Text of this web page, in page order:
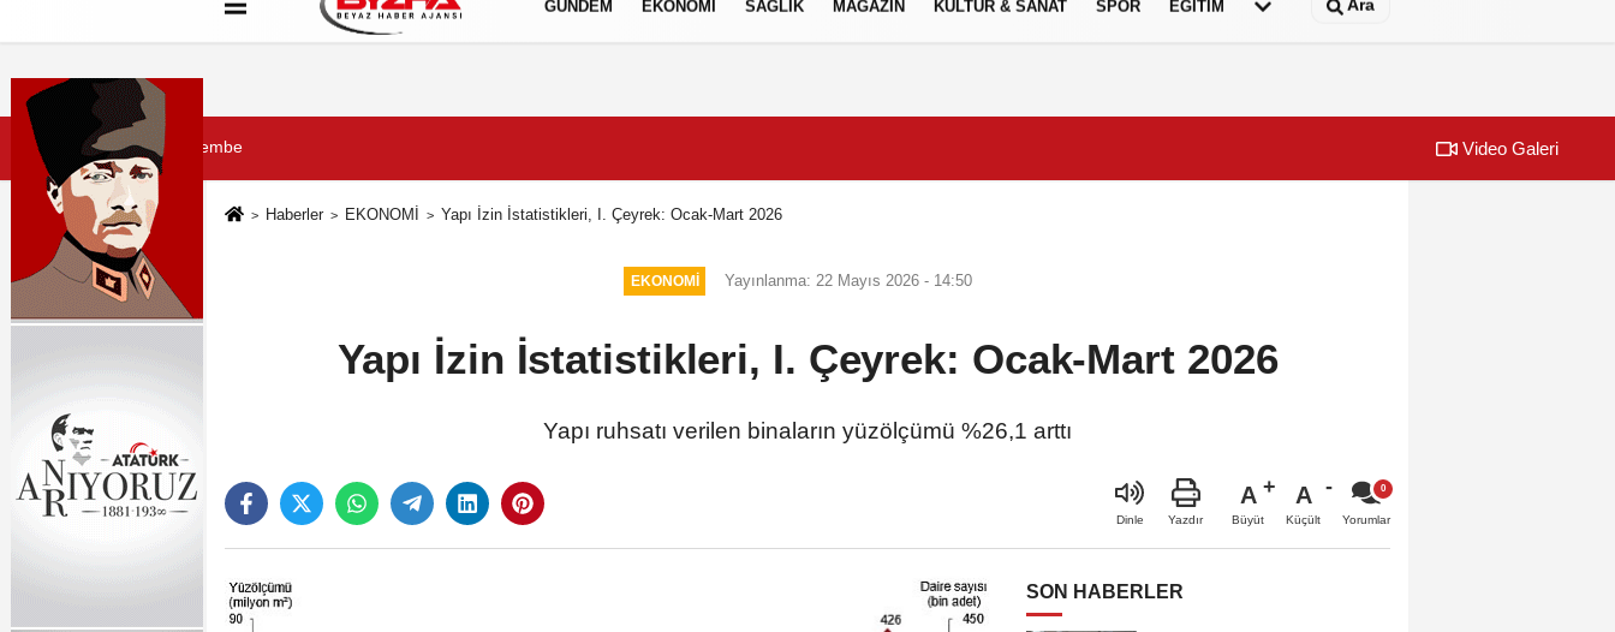
Hakkımızda Künye Çerez Politikası
GÜNDEM EKONOMİ SAĞLIK MAGAZİN KÜLTÜR & SANAT SPOR EĞİTİM Ara
6 Ağustos 2026, Perşembe Video Galeri
Haberler EKONOMİ Yapı İzin İstatistikleri, I. Çeyrek: Ocak-Mart 2026
EKONOMİ Yayınlanma: 22 Mayıs 2026 - 14:50
Yapı İzin İstatistikleri, I. Çeyrek: Ocak-Mart 2026
Yapı ruhsatı verilen binaların yüzölçümü %26,1 arttı
Dinle Yazdır
A
Büyüt
A
Küçült Yorumlar
SON HABERLER